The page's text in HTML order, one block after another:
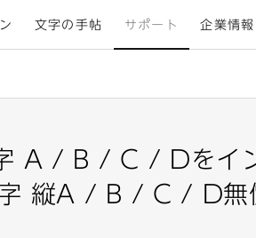
文字の手帖 サポート 企業情報
A / B / C / Dをイ
字 縦A / B / C / D無